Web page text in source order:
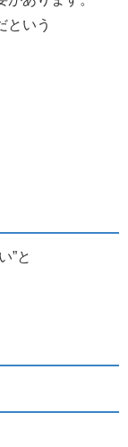
という
”と